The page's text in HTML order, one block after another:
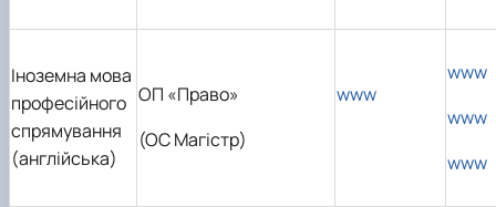
Іноземна мова
професійного
спрямування
(англійська)
ОП «Право»
(ОС Магістр)
www
www
www
www